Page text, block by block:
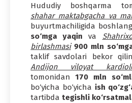
Hududiy boshqarma
shahar maktabgacha va
buyurtmachiligida
so‘mga yaqin va
birlashmasi 900 mln
taklif savdolari bekor
Andijon viloyat
tomonidan 170 mln
bo‘yicha bo‘yicha ish
tartibda tegishli